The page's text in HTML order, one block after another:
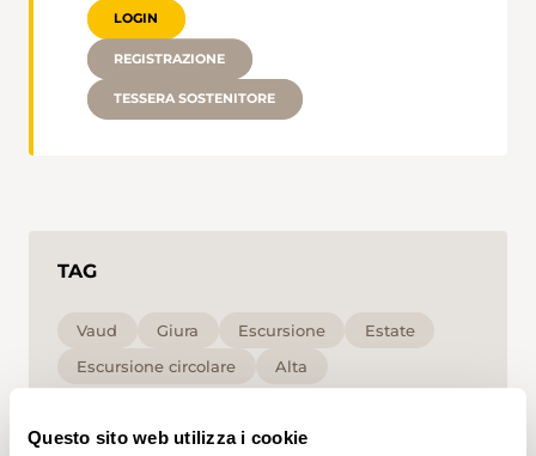
Questo sito web utilizza i cookie
LOGIN
REGISTRAZIONE
TESSERA SOSTENITORE
TAG
Vaud Giura Escursione
Estate
Escursione circolare
Alta
Cliccando su un tag, puoi aggiungerlo al tuo